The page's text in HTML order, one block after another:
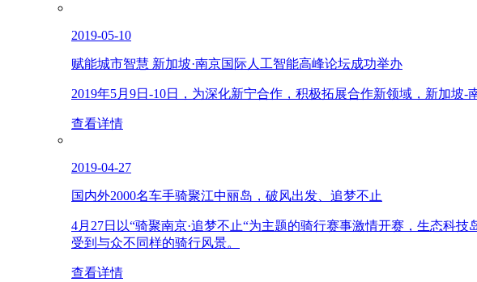
2019-05-10
赋能城市智慧 新加坡·南京国际人工智能高峰论坛成功举办
2019年5月9日-10日，为深化新宁合作，积极拓展合作新领域，新加
查看详情
2019-04-27
国内外2000名车手骑聚江中丽岛，破风出发、追梦不止
4月27日以“骑聚南京·追梦不止“为主题的骑行赛事激情开赛，生态科
受到与众不同样的骑行风景。
查看详情